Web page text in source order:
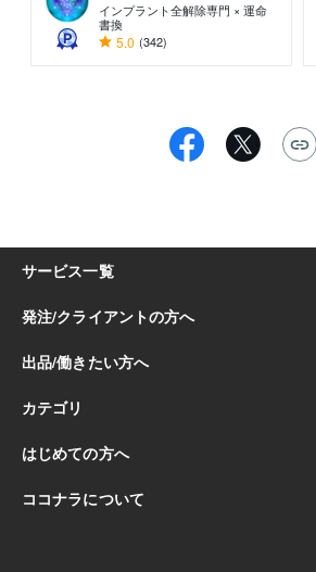
インプラント全解除専門 × 運命
書換
5.0 (342)